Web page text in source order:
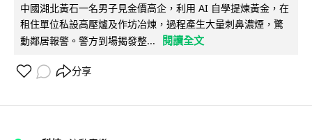
中國湖北黃石一名男子見金價高企，利用 AI 自學提煉黃金，在
租住單位私設高壓爐及作坊冶煉，過程產生大量刺鼻濃煙，驚
動鄰居報警。警方到場揭發整...
閱讀全文
分享